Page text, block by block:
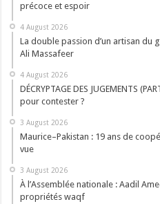
précoce et espoir
4 August 2026
La double passion d’un artisan du
Ali Massafeer
4 August 2026
DÉCRYPTAGE DES JUGEMENTS
pour contester ?
3 August 2026
Maurice–Pakistan : 19 ans de
vue
3 August 2026
À l’Assemblée nationale : Aadil
propriétés waqf